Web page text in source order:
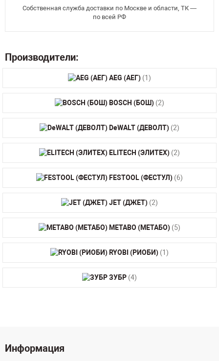
Собственная служба доставки по Москве и области, ТК —
по всей РФ
Производители:
AEG (АЕГ) (1)
BOSCH (БОШ) (2)
DeWALT (ДЕВОЛТ) (2)
ELITECH (ЭЛИТЕХ) (2)
FESTOOL (ФЕСТУЛ) (6)
JET (ДЖЕТ) (2)
METABO (МЕТАБО) (5)
RYOBI (РИОБИ) (1)
ЗУБР (4)
Информация